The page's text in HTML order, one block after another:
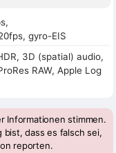
gyro-EIS
3D (spatial) audio,
RAW, Apple Log
Informationen stimmen.
dass es falsch sei,
reporten.